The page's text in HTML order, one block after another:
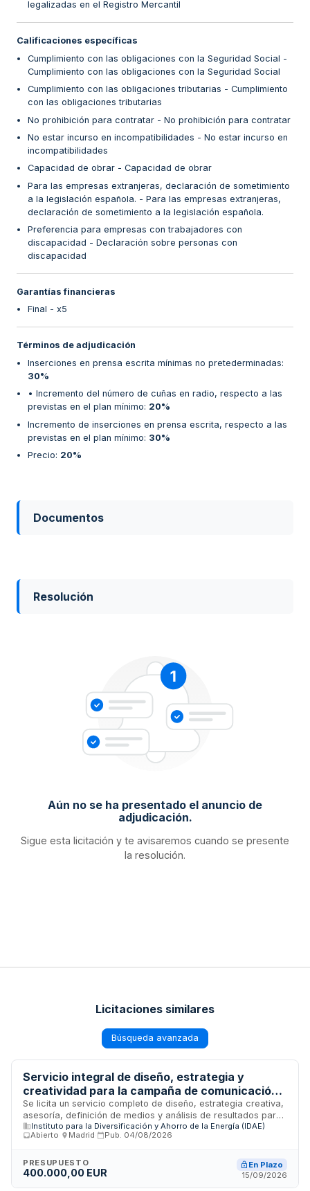
legalizadas en el Registro Mercantil
Calificaciones específicas
Cumplimiento con las obligaciones con la Seguridad Social -
Cumplimiento con las obligaciones con la Seguridad Social
Cumplimiento con las obligaciones tributarias - Cumplimiento
con las obligaciones tributarias
No prohibición para contratar - No prohibición para contratar
No estar incurso en incompatibilidades - No estar incurso en
incompatibilidades
Capacidad de obrar - Capacidad de obrar
Para las empresas extranjeras, declaración de sometimiento
a la legislación española. - Para las empresas extranjeras,
declaración de sometimiento a la legislación española.
Preferencia para empresas con trabajadores con
discapacidad - Declaración sobre personas con
discapacidad
Garantías financieras
Final - x5
Términos de adjudicación
Inserciones en prensa escrita mínimas no pretederminadas:
30%
• Incremento del número de cuñas en radio, respecto a las
previstas en el plan mínimo: 20%
Incremento de inserciones en prensa escrita, respecto a las
previstas en el plan mínimo: 30%
Precio: 20%
Documentos
Resolución
Aún no se ha presentado el anuncio de
adjudicación.
Sigue esta licitación y te avisaremos cuando se presente
la resolución.
Licitaciones similares
Búsqueda avanzada
Servicio integral de diseño, estrategia y
creatividad para la campaña de comunicación
institucional sobre climatización sostenible del
Instituto para la Diversificación y Ahorro de la
Energía
Se licita un servicio completo de diseño, estrategia creativa,
asesoría, definición de medios y análisis de resultados para
la campaña de publicidad institucional titulada Climatización
Sostenible: La Bomba de Calor. El Instituto para la
empresa especializada en comunicación y marketing con
experiencia demostrada en campañas para organismos
Instituto para la Diversificación y Ahorro de la Energía (IDAE)
Abierto
Madrid Pub. 04/08/2026
PRESUPUESTO
400.000,00 EUR
En Plazo
15/09/2026